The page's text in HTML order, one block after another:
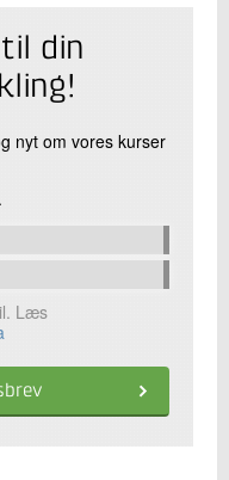
din
nyt om vores kurser
Læs